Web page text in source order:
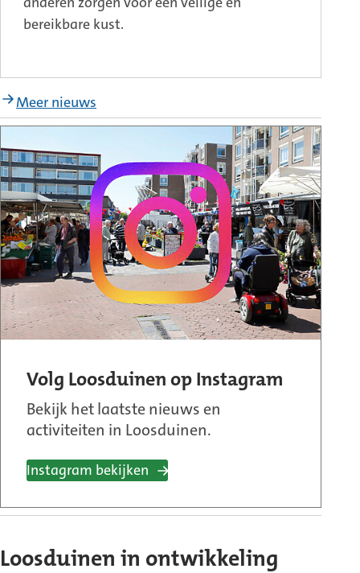
bereikbare kust.
Meer nieuws
Volg Loosduinen op Instagram
Bekijk het laatste nieuws en
activiteiten in Loosduinen.
Instagram bekijken
Loosduinen in ontwikkeling